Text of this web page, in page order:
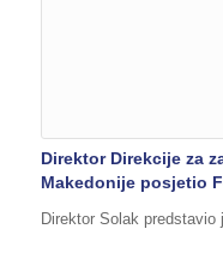
Direktor Direkcije za
Makedonije posjetio
Direktor Solak